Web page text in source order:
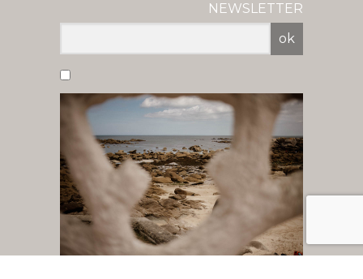
NEWSLETTER
ok